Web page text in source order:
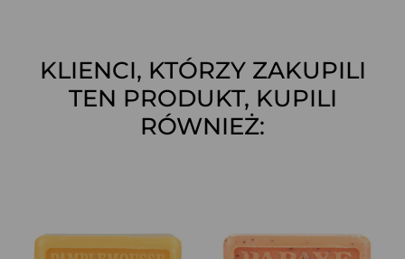
KLIENCI, KTÓRZY ZAKUPILI
TEN PRODUKT, KUPILI
RÓWNIEŻ: